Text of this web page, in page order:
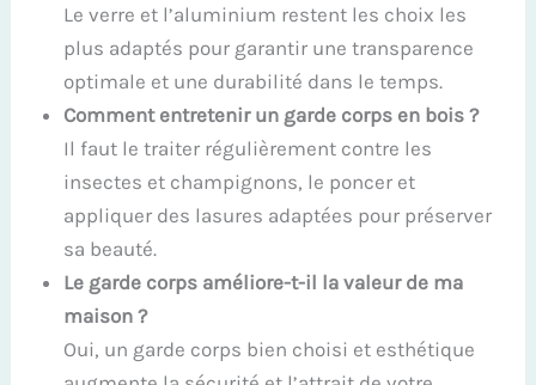
Le verre et l’aluminium restent les choix les
plus adaptés pour garantir une transparence
optimale et une durabilité dans le temps.
Comment entretenir un garde corps en bois ?
Il faut le traiter régulièrement contre les
insectes et champignons, le poncer et
appliquer des lasures adaptées pour préserver
sa beauté.
Le garde corps améliore-t-il la valeur de ma
maison ?
Oui, un garde corps bien choisi et esthétique